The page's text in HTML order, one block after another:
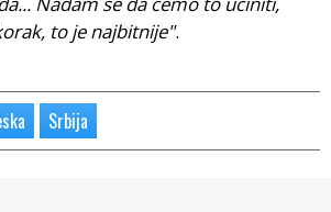
to je najbitnije".
Srbija